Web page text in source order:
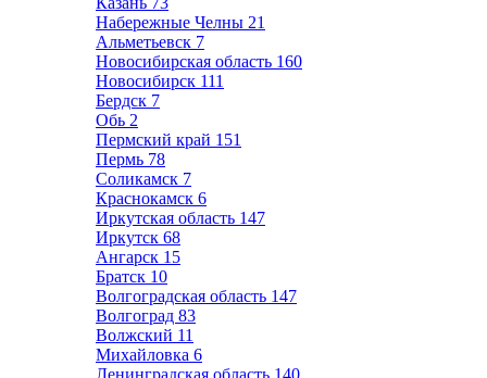
Набережные Челны 21
Альметьевск 7
Новосибирская область 160
Новосибирск 111
Бердск 7
Обь 2
Пермский край 151
Пермь 78
Соликамск 7
Краснокамск 6
Иркутская область 147
Иркутск 68
Ангарск 15
Братск 10
Волгоградская область 147
Волгоград 83
Волжский 11
Михайловка 6
Ленинградская область 140